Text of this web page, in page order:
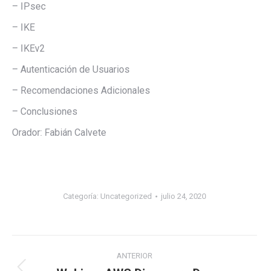
– IPsec
– IKE
– IKEv2
– Autenticación de Usuarios
– Recomendaciones Adicionales
– Conclusiones
Orador: Fabián Calvete
Categoría: Uncategorized julio 24, 2020
ANTERIOR